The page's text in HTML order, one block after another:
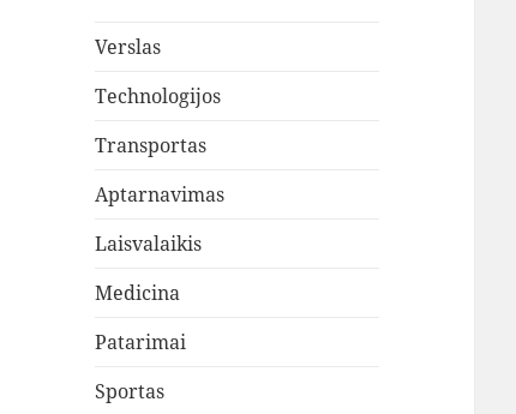
Verslas
Technologijos
Transportas
Aptarnavimas
Laisvalaikis
Medicina
Patarimai
Sportas